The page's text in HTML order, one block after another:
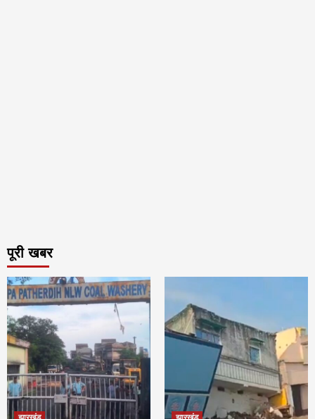
पूरी खबर